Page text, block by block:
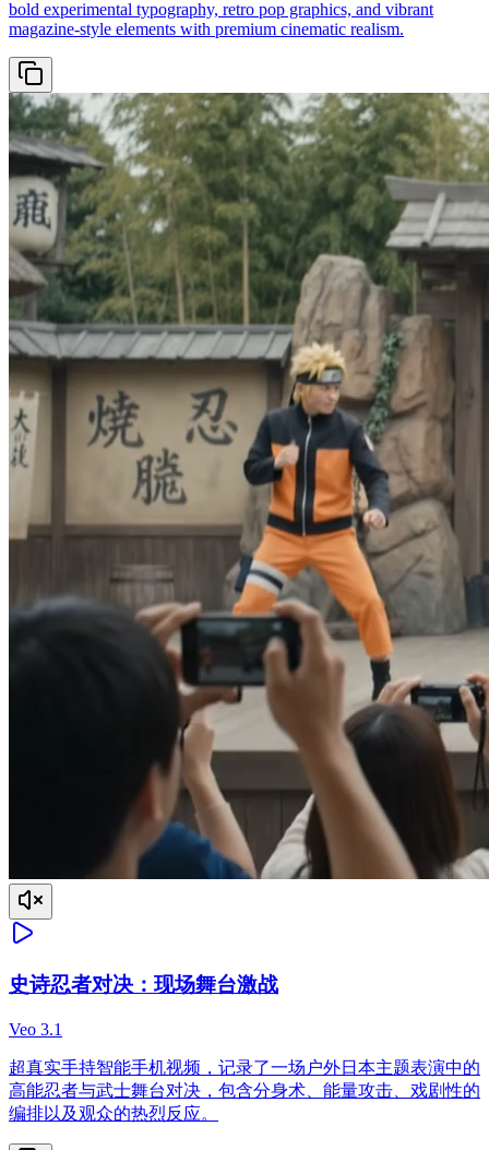
bold experimental typography, retro pop graphics, and vibrant
magazine-style elements with premium cinematic realism.
史诗忍者对决：现场舞台激战
Veo 3.1
超真实手持智能手机视频，记录了一场户外日本主题表演中的
高能忍者与武士舞台对决，包含分身术、能量攻击、戏剧性的
编排以及观众的热烈反应。